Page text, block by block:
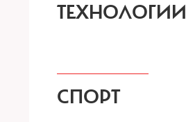
ТЕХНОЛОГИИ
СПОРТ